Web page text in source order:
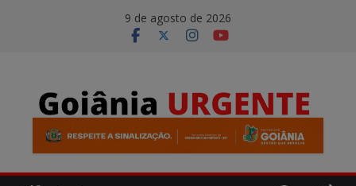
9 de agosto de 2026
modal-check